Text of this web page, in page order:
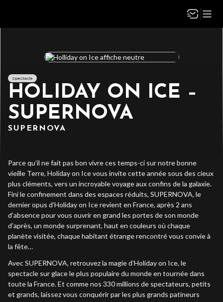
Spectacle
HOLIDAY ON ICE –
SUPERNOVA
SUPERNOVA
Parce qu’il ne fait pas bon vivre ces temps-ci sur notre bonne
vieille Terre, Holiday on Ice vous invite cette année sous des cieux
plus cléments, vers un incroyable voyage aux confins de la galaxie.
Fini le confinement dans des espaces réduits, SUPERNOVA, le
dernier opus d’Holiday on Ice revient en France, après 2 ans
d’absence pour vous ouvrir en grand les portes de son monde
d’après, un monde surprenant, haut en couleurs où chaque
planète visitée, chaque habitant étrange rencontré vous convie à
la fête…
Avec SUPERNOVA, retrouvez la magie d’Holiday on Ice, le
spectacle sur glace le plus populaire du monde en tournée dans
toute la France. Et comme nos 330 millions de spectateurs, petits
et grands, laissez vous conquérir par les plus grands patineurs